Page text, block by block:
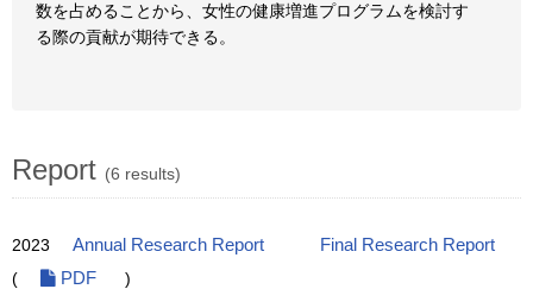
数を占めることから、女性の健康増進プログラムを検討す
る際の貢献が期待できる。
Report (6 results)
2023 Annual Research Report
Final Research Report
(
PDF )